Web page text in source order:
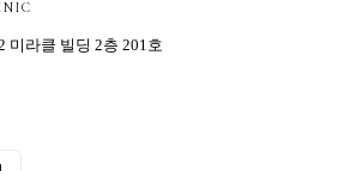
미라클 빌딩 2층 201호